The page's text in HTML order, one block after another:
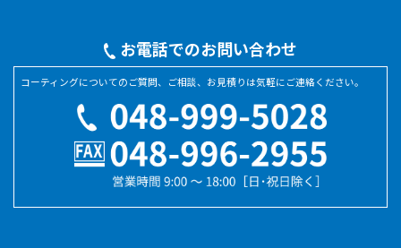
お電話でのお問い合わせ
コーティングについてのご質問、ご相談、お見積りは気軽にご連絡ください。